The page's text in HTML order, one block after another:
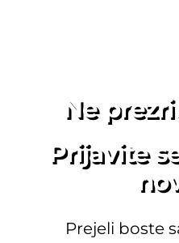
Ne
Prijavite
Prejeli boste